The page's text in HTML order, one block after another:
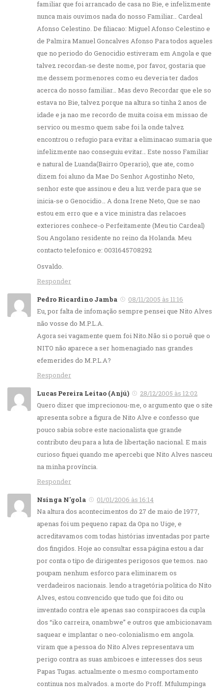
familiar que foi arrancado de casa no Bie, e infelizmente
nunca mais ouvimos nada do nosso Familiar… Cardeal
Afonso Celestino. De filiacao: Miguel Afonso Celestino e
de Palmira Manuel Goncalves Afonso Para todos aqueles
que no periodo do Genocidio estiveram em Angola e que
talvez recordan-se deste nome, por favor, gostaria que
me dessem pormenores como eu deveria ter dados
acerca do nosso familiar… Mas devo Recordar que ele so
estava no Bie, talvez porque na altura so tinha 2 anos de
idade e ja nao me recordo de muita coisa em missao de
servico ou mesmo quem sabe foi la onde talvez
encontrou o refugio para evitar a eliminacao sumaria que
infelizmente nao conseguiu evitar… Este nosso Familiar
e natural de Luanda(Bairro Operario), que ate, como
dizem foi aluno da Mae Do Senhor Agostinho Neto,
senhor este que assinou e deu a luz verde para que se
inicia-se o Genocidio… A dona Irene Neto, Que se nao
estou em erro que e a vice ministra das relacoes
exteriores conhece-o Perfeitamente (Meu tio Cardeal)
Sou Angolano residente no reino da Holanda. Meu
contacto telefonico e: 0031645708292
Osvaldo.
Responder
Pedro Ricardino Jamba
08/11/2005 às 11:16
Eu, por falta de infomação sempre pensei que Nito Alves
não vosse do M.P.L.A.
Agora sei vagamente quem foi Nito.Não si o poruê que o
NITO não aparece a ser homenagiado nas grandes
efemerides do M.P.L.A?
Responder
Lucas Pereira Leitao (Anjú)
28/12/2005 às 12:02
Quero dizer que imprecionou-me, o argumento que o site
apresenta sobre a figura de Nito Alve e confesso que
pouco sabia sobre este nacionalista que grande
contributo deu para a luta de libertação nacional. E mais
curioso fiquei quando me apercebi que Nito Alves nasceu
na minha província.
Responder
Nsinga N'gola
01/01/2006 às 16:14
Na altura dos acontecimentos do 27 de maio de 1977,
apenas foi um pequeno rapaz da Opa no Uige, e
acreditavamos com todas histórias inventadas por parte
dos fingidos. Hoje ao consultar essa página estou a dar
por conta o tipo de dirigentes perigosos que temos. nao
poupam nenhum esforco para eliminarem os
verdadeiros nacionais. lendo a tragetória politica do Nito
Alves, estou convencido que tudo que foi dito ou
inventado contra ele apenas sao conspiracoes da cupla
dos “iko carreira, onambwe” e outros que ambicionavam
saquear e implantar o neo-colonialismo em angola.
viram que a pessoa do Nito Alves representava um
perigo contra as suas ambicoes e interesses dos seus
Papas Tugas. actualmente o mesmo comportamento
continua nos malvados. a morte do Proff. Mfulumpinga